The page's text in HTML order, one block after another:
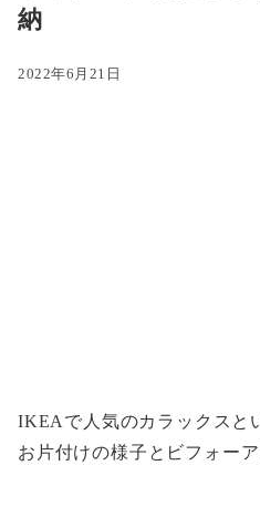
納
2022年6月21日
IKEAで人気のカラックスと
お片付けの様子とビフォー